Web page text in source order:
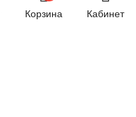
Корзина Кабинет